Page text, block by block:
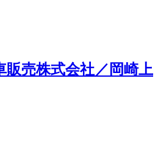
販売株式会社／岡崎上